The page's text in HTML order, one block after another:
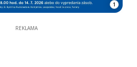
1
REKLAMA